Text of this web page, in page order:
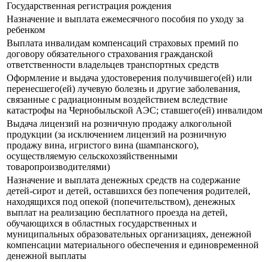
Государственная регистрация рождения
Назначение и выплата ежемесячного пособия по уходу за
ребенком
Выплата инвалидам компенсаций страховых премий по
договору обязательного страхования гражданской
ответственности владельцев транспортных средств
Оформление и выдача удостоверения получившего(ей) или
перенесшего(ей) лучевую болезнь и другие заболевания,
связанные с радиационным воздействием вследствие
катастрофы на Чернобыльской АЭС; ставшего(ей) инвалидом
Выдача лицензий на розничную продажу алкогольной
продукции (за исключением лицензий на розничную
продажу вина, игристого вина (шампанского),
осуществляемую сельскохозяйственными
товаропроизводителями)
Назначение и выплата денежных средств на содержание
детей-сирот и детей, оставшихся без попечения родителей,
находящихся под опекой (попечительством), денежных
выплат на реализацию бесплатного проезда на детей,
обучающихся в областных государственных и
муниципальных образовательных организациях, денежной
компенсации материального обеспечения и единовременной
денежной выплаты